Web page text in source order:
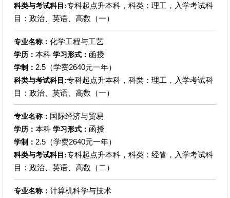
科类与考试科目:专科起点升本科，科类：理工，入学考试科
目：政治、英语、高数（一）
专业名称： 化学工程与工艺
学历： 本科 学习形式： 函授
学制： 2.5（学费2640元一年）
科类与考试科目:专科起点升本科，科类：理工，入学考试科
目：政治、英语、高数（一）
专业名称： 国际经济与贸易
学历： 本科 学习形式： 函授
学制： 2.5（学费2640元一年）
科类与考试科目:专科起点升本科，科类：经管，入学考试科
目：政治、英语、高数（二）
专业名称： 计算机科学与技术